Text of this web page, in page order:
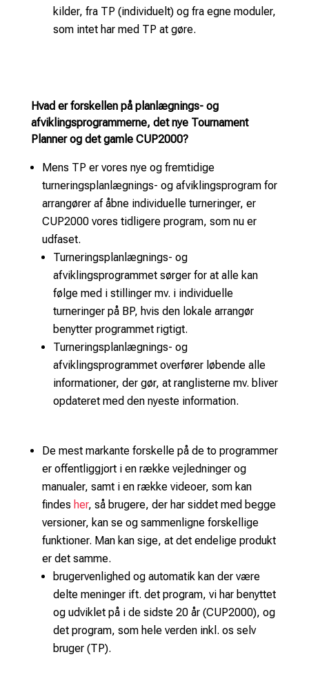
kilder, fra TP (individuelt) og fra egne moduler,
som intet har med TP at gøre.
Hvad er forskellen på planlægnings- og
afviklingsprogrammerne, det nye Tournament
Planner og det gamle CUP2000?
Mens TP er vores nye og fremtidige
turneringsplanlægnings- og afviklingsprogram for
arrangører af åbne individuelle turneringer, er
CUP2000 vores tidligere program, som nu er
udfaset.
Turneringsplanlægnings- og
afviklingsprogrammet sørger for at alle kan
følge med i stillinger mv. i individuelle
turneringer på BP, hvis den lokale arrangør
benytter programmet rigtigt.
Turneringsplanlægnings- og
afviklingsprogrammet overfører løbende alle
informationer, der gør, at ranglisterne mv. bliver
opdateret med den nyeste information.
De mest markante forskelle på de to programmer
er offentliggjort i en række vejledninger og
manualer, samt i en række videoer, som kan
findes her, så brugere, der har siddet med begge
versioner, kan se og sammenligne forskellige
funktioner. Man kan sige, at det endelige produkt
er det samme.
brugervenlighed og automatik kan der være
delte meninger ift. det program, vi har benyttet
og udviklet på i de sidste 20 år (CUP2000), og
det program, som hele verden inkl. os selv
bruger (TP).